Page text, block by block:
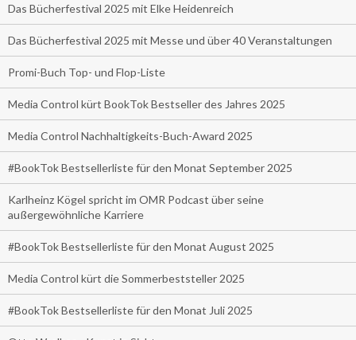
Das Bücherfestival 2025 mit Elke Heidenreich
Das Bücherfestival 2025 mit Messe und über 40 Veranstaltungen
Promi-Buch Top- und Flop-Liste
Media Control kürt BookTok Bestseller des Jahres 2025
Media Control Nachhaltigkeits-Buch-Award 2025
#BookTok Bestsellerliste für den Monat September 2025
Karlheinz Kögel spricht im OMR Podcast über seine
außergewöhnliche Karriere
#BookTok Bestsellerliste für den Monat August 2025
Media Control kürt die Sommerbeststeller 2025
#BookTok Bestsellerliste für den Monat Juli 2025